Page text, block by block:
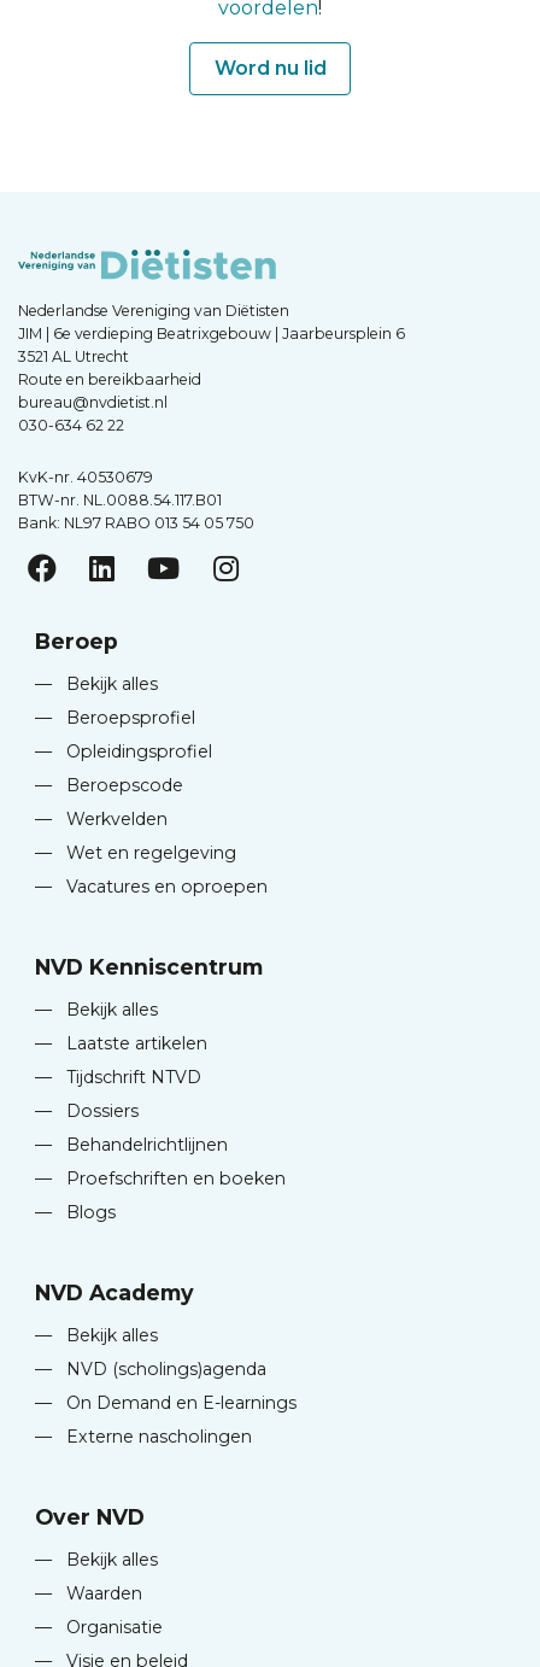
voordelen!
Word nu lid
Nederlandse Vereniging van Diëtisten
JIM | 6e verdieping Beatrixgebouw | Jaarbeursplein 6
3521 AL Utrecht
Route en bereikbaarheid
bureau@nvdietist.nl
030-634 62 22
KvK-nr. 40530679
BTW-nr. NL.0088.54.117.B01
Bank: NL97 RABO 013 54 05 750
Beroep
—
Bekijk alles
—
Beroepsprofiel
—
Opleidingsprofiel
—
Beroepscode
—
Werkvelden
—
Wet en regelgeving
—
Vacatures en oproepen
NVD Kenniscentrum
—
Bekijk alles
—
Laatste artikelen
—
Tijdschrift NTVD
—
Dossiers
—
Behandelrichtlijnen
—
Proefschriften en boeken
—
Blogs
NVD Academy
—
Bekijk alles
—
NVD (scholings)agenda
—
On Demand en E-learnings
—
Externe nascholingen
Over NVD
—
Bekijk alles
—
Waarden
—
Organisatie
—
Visie en beleid